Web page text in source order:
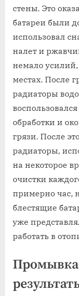
стены. Это
батареи были
использовал
налет и
немало
местах. После
радиаторы
обработки и
грязи. После
радиаторы,
на некоторое
очистки
примерно час,
блестящие
уже
работать в
Промывка